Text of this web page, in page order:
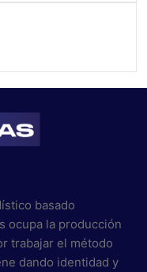
basado
ocupa la producción
trabajar el método
dando identidad y